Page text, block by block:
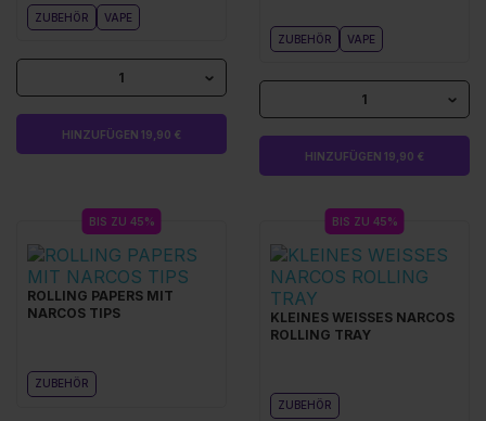
ZUBEHÖR VAPE
1
HINZUFÜGEN 19,90 €
ZUBEHÖR VAPE
1
HINZUFÜGEN 19,90 €
BIS ZU 45%
ROLLING PAPERS MIT
NARCOS TIPS
ZUBEHÖR
BIS ZU 45%
KLEINES WEISSES NARCOS
ROLLING TRAY
ZUBEHÖR